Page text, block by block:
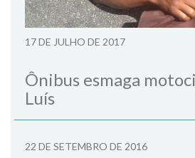
17 DE JULHO DE 2017
Ônibus esmaga
Luís
22 DE SETEMBRO DE 2016